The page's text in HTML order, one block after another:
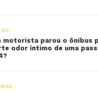
motorista parou o ônibus
odor íntimo de uma